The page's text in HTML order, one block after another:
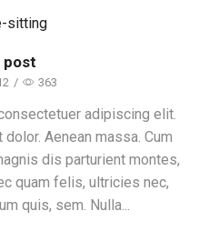
post
/ 363
adipiscing elit.
Aenean massa. Cum
dis parturient montes,
quam felis, ultricies nec,
quis, sem. Nulla...